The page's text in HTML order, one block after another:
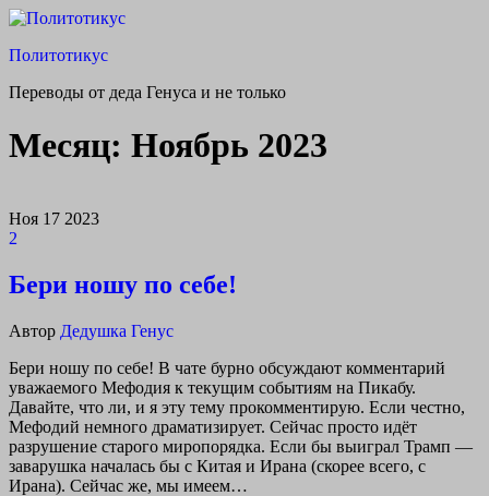
Перейти
содержимому
Политотикус
Переводы от деда Генуса и не только
Месяц: Ноябрь 2023
Ноя 17 2023
2
Бери ношу по себе!
Автор Дедушка Генус
Бери ношу по себе! В чате бурно обсуждают комментарий
уважаемого Мефодия к текущим событиям на Пикабу.
Давайте, что ли, и я эту тему прокомментирую. Если честно,
Мефодий немного драматизирует. Сейчас просто идёт
разрушение старого миропорядка. Если бы выиграл Трамп —
заварушка началась бы с Китая и Ирана (скорее всего, с
Ирана). Сейчас же, мы имеем…